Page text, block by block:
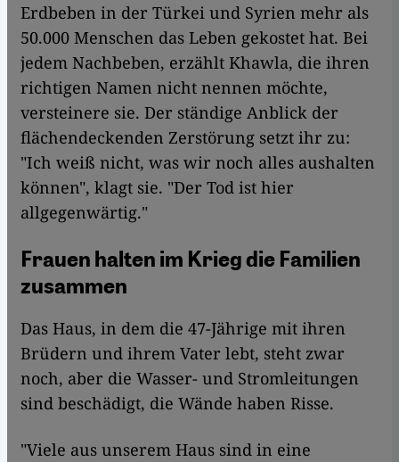
Erdbeben in der Türkei und Syrien mehr als
50.000 Menschen das Leben gekostet hat. Bei
jedem Nachbeben, erzählt Khawla, die ihren
richtigen Namen nicht nennen möchte,
versteinere sie. Der ständige Anblick der
flächendeckenden Zerstörung setzt ihr zu:
"Ich weiß nicht, was wir noch alles aushalten
können", klagt sie. "Der Tod ist hier
allgegenwärtig."
Frauen halten im Krieg die Familien
zusammen
Das Haus, in dem die 47-Jährige mit ihren
Brüdern und ihrem Vater lebt, steht zwar
noch, aber die Wasser- und Stromleitungen
sind beschädigt, die Wände haben Risse.
"Viele aus unserem Haus sind in eine